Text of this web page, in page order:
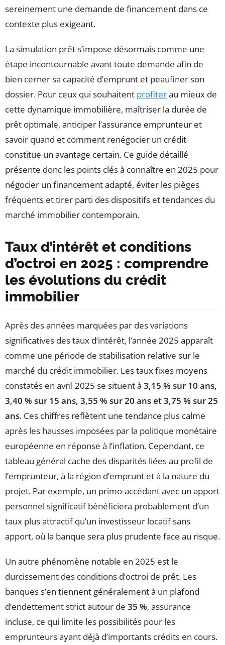
sereinement une demande de financement dans ce
contexte plus exigeant.
La simulation prêt s’impose désormais comme une
étape incontournable avant toute demande afin de
bien cerner sa capacité d’emprunt et peaufiner son
dossier. Pour ceux qui souhaitent profiterau mieux de
cette dynamique immobilière, maîtriser la durée de
prêt optimale, anticiper l’assurance emprunteur et
savoir quand et comment renégocier un crédit
constitue un avantage certain. Ce guide détaillé
présente donc les points clés à connaître en 2025 pour
négocier un financement adapté, éviter les pièges
fréquents et tirer parti des dispositifs et tendances du
marché immobilier contemporain.
Taux d’intérêt et conditions
d’octroi en 2025 : comprendre
les évolutions du crédit
immobilier
Après des années marquées par des variations
significatives des taux d’intérêt, l’année 2025 apparaît
comme une période de stabilisation relative sur le
marché du crédit immobilier. Les taux fixes moyens
constatés en avril 2025 se situent à 3,15 % sur 10 ans,
3,40 % sur 15 ans, 3,55 % sur 20 ans et 3,75 % sur 25
ans. Ces chiffres reflètent une tendance plus calme
après les hausses imposées par la politique monétaire
européenne en réponse à l’inflation. Cependant, ce
tableau général cache des disparités liées au profil de
l’emprunteur, à la région d’emprunt et à la nature du
projet. Par exemple, un primo-accédant avec un apport
personnel significatif bénéficiera probablement d’un
taux plus attractif qu’un investisseur locatif sans
apport, où la banque sera plus prudente face au risque.
Un autre phénomène notable en 2025 est le
durcissement des conditions d’octroi de prêt. Les
banques s’en tiennent généralement à un plafond
d’endettement strict autour de 35 %, assurance
incluse, ce qui limite les possibilités pour les
emprunteurs ayant déjà d’importants crédits en cours.